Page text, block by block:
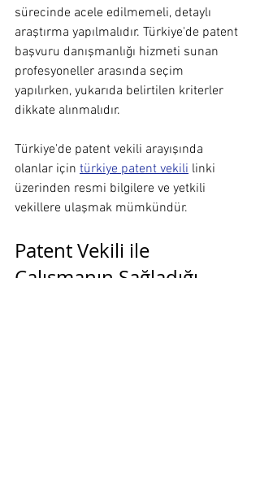
sürecinde acele edilmemeli, detaylı
araştırma yapılmalıdır. Türkiye'de patent
başvuru danışmanlığı hizmeti sunan
profesyoneller arasında seçim
yapılırken, yukarıda belirtilen kriterler
dikkate alınmalıdır.
Türkiye'de patent vekili arayışında
olanlar için türkiye patent vekili linki
üzerinden resmi bilgilere ve yetkili
vekillere ulaşmak mümkündür.
Patent Vekili ile
Çalışmanın Sağladığı